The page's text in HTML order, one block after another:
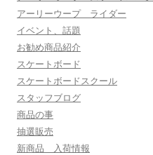
アーリーウープ ライダー
イベント、話題
お勧め商品紹介
スケートボード
スケートボードスクール
スタッフブログ
商品の事
抽選販売
新商品 入荷情報